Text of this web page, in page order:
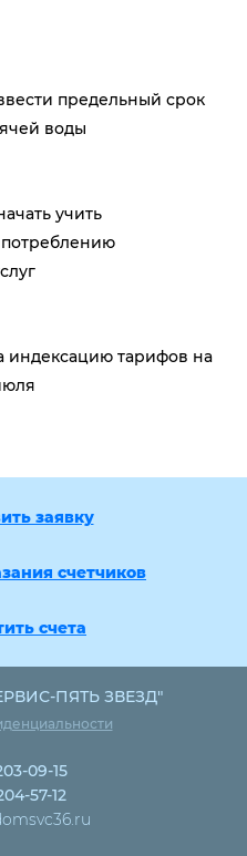
предельный срок
воды
учить
индексацию тарифов на
заявку
счетчиков
счета
ПЯТЬ ЗВЕЗД"
09-15
57-12